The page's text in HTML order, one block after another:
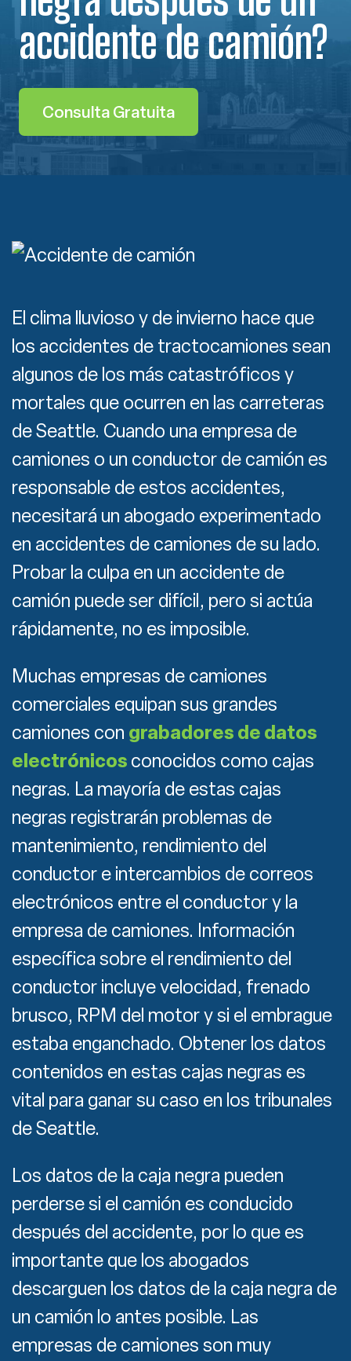
accidente de camión?
Consulta Gratuita
El clima lluvioso y de invierno hace que
los accidentes de tractocamiones sean
algunos de los más catastróficos y
mortales que ocurren en las carreteras
de Seattle. Cuando una empresa de
camiones o un conductor de camión es
responsable de estos accidentes,
necesitará un abogado experimentado
en accidentes de camiones de su lado.
Probar la culpa en un accidente de
camión puede ser difícil, pero si actúa
rápidamente, no es imposible.
Muchas empresas de camiones
comerciales equipan sus grandes
camiones con grabadores de datos
electrónicos conocidos como cajas
negras. La mayoría de estas cajas
negras registrarán problemas de
mantenimiento, rendimiento del
conductor e intercambios de correos
electrónicos entre el conductor y la
empresa de camiones. Información
específica sobre el rendimiento del
conductor incluye velocidad, frenado
brusco, RPM del motor y si el embrague
estaba enganchado. Obtener los datos
contenidos en estas cajas negras es
vital para ganar su caso en los tribunales
de Seattle.
Los datos de la caja negra pueden
perderse si el camión es conducido
después del accidente, por lo que es
importante que los abogados
descarguen los datos de la caja negra de
un camión lo antes posible. Las
empresas de camiones son muy